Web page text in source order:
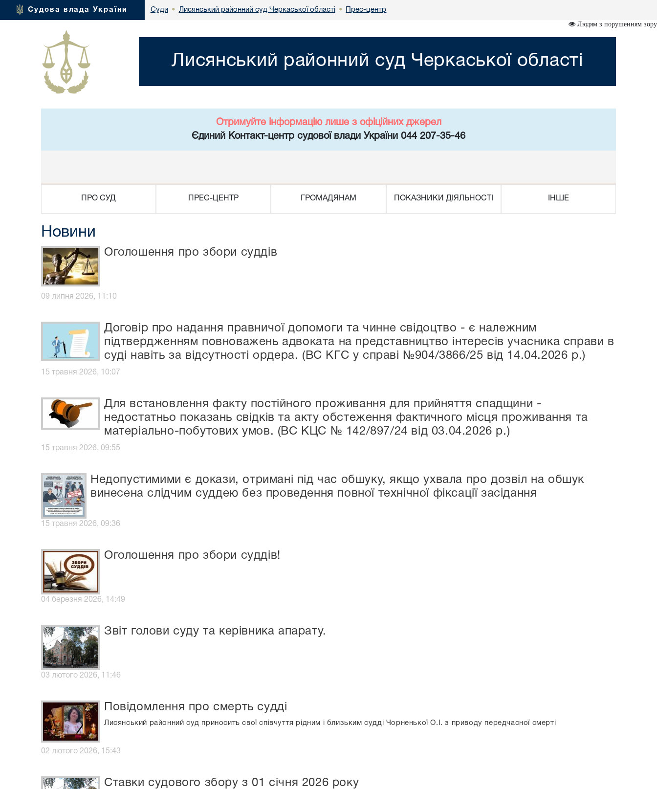
Судова влада України Суди • Лисянський районний суд Черкаської області • Прес-центр
Людям з порушенням зору
Лисянський районний суд Черкаської області
Отримуйте інформацію лише з офіційних джерел
Єдиний Контакт-центр судової влади України 044 207-35-46
ПРО СУД ПРЕС-ЦЕНТР ГРОМАДЯНАМ ПОКАЗНИКИ ДІЯЛЬНОСТІ ІНШЕ
Новини
Оголошення про збори суддів
09 липня 2026, 11:10
Договір про надання правничої допомоги та чинне свідоцтво - є належним
підтвердженням повноважень адвоката на представництво інтересів учасника справи в
суді навіть за відсутності ордера. (ВС КГС у справі №904/3866/25 від 14.04.2026 р.)
15 травня 2026, 10:07
Для встановлення факту постійного проживання для прийняття спадщини -
недостатньо показань свідків та акту обстеження фактичного місця проживання та
матеріально-побутових умов. (ВС КЦС № 142/897/24 від 03.04.2026 р.)
15 травня 2026, 09:55
Недопустимими є докази, отримані під час обшуку, якщо ухвала про дозвіл на обшук
винесена слідчим суддею без проведення повної технічної фіксації засідання
15 травня 2026, 09:36
Оголошення про збори суддів!
04 березня 2026, 14:49
Звіт голови суду та керівника апарату.
03 лютого 2026, 11:46
Повідомлення про смерть судді
Лисянський районний суд приносить свої співчуття рідним і близьким судді Чорненької О.І. з приводу передчасної смерті
02 лютого 2026, 15:43
Ставки судового збору з 01 січня 2026 року